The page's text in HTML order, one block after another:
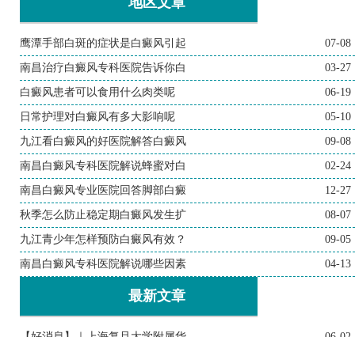
鹰潭手部白斑的症状是白癜风引起 07-08
南昌治疗白癜风专科医院告诉你白 03-27
白癜风患者可以食用什么肉类呢 06-19
日常护理对白癜风有多大影响呢 05-10
九江看白癜风的好医院解答白癜风 09-08
南昌白癜风专科医院解说蜂蜜对白 02-24
南昌白癜风专业医院回答脚部白癜 12-27
秋季怎么防止稳定期白癜风发生扩 08-07
九江青少年怎样预防白癜风有效？ 09-05
南昌白癜风专科医院解说哪些因素 04-13
最新文章